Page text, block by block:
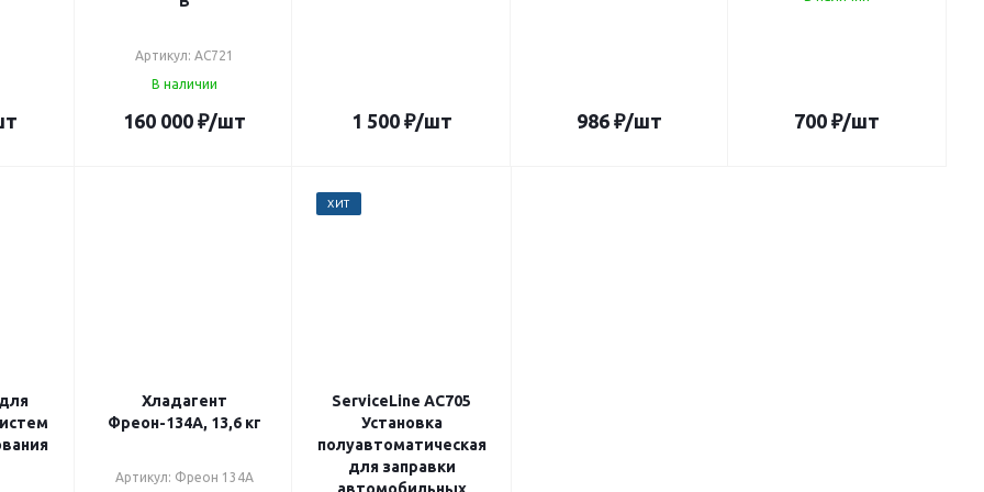
Артикул: AC721
В наличии
160 000₽/шт 1 500₽/шт 986 ₽/шт 700 ₽/шт
Хладагент
Фреон-134А, 13,6 кг
Артикул: Фреон 134А
ХИТ
ServiceLine АС705
Установка
полуавтоматическая
для заправки